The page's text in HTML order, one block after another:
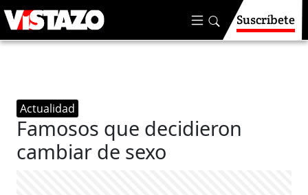
Suscríbete
Actualidad
Famosos que decidieron
cambiar de sexo